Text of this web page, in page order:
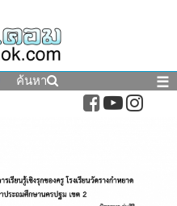
ค้นหา ☰